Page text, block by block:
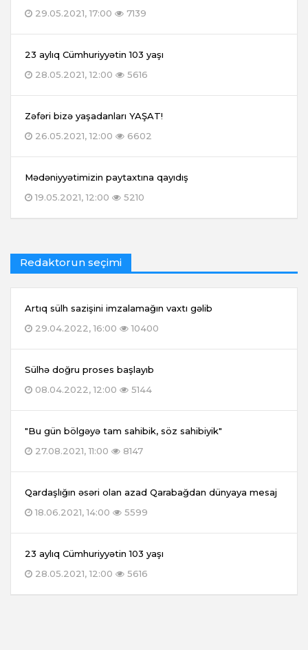
29.05.2021, 17:00
7139
23 aylıq Cümhuriyyətin 103 yaşı
28.05.2021, 12:00
5616
Zəfəri bizə yaşadanları YAŞAT!
26.05.2021, 12:00
6602
Mədəniyyətimizin paytaxtına qayıdış
19.05.2021, 12:00
5210
Redaktorun seçimi
Artıq sülh sazişini imzalamağın vaxtı gəlib
29.04.2022, 16:00
10400
Sülhə doğru proses başlayıb
08.04.2022, 12:00
5144
"Bu gün bölgəyə tam sahibik, söz sahibiyik"
27.08.2021, 11:00
8147
Qardaşlığın əsəri olan azad Qarabağdan dünyaya mesaj
18.06.2021, 14:00
5599
23 aylıq Cümhuriyyətin 103 yaşı
28.05.2021, 12:00
5616